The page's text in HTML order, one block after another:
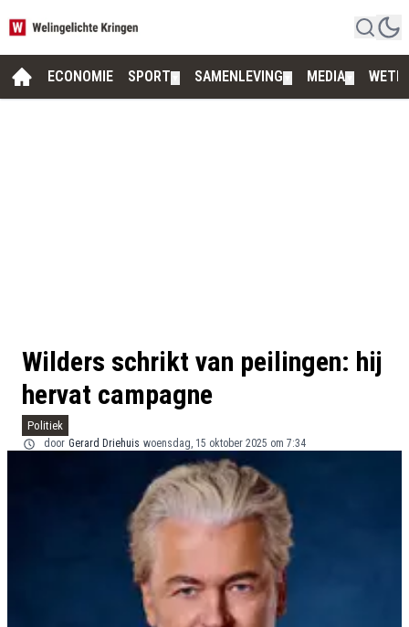
ECONOMIE SPORT SAMENLEVING MEDIA
Wilders schrikt van peilingen: hij
hervat campagne
Politiek
door Gerard Driehuis woensdag, 15 oktober 2025 om 7:34